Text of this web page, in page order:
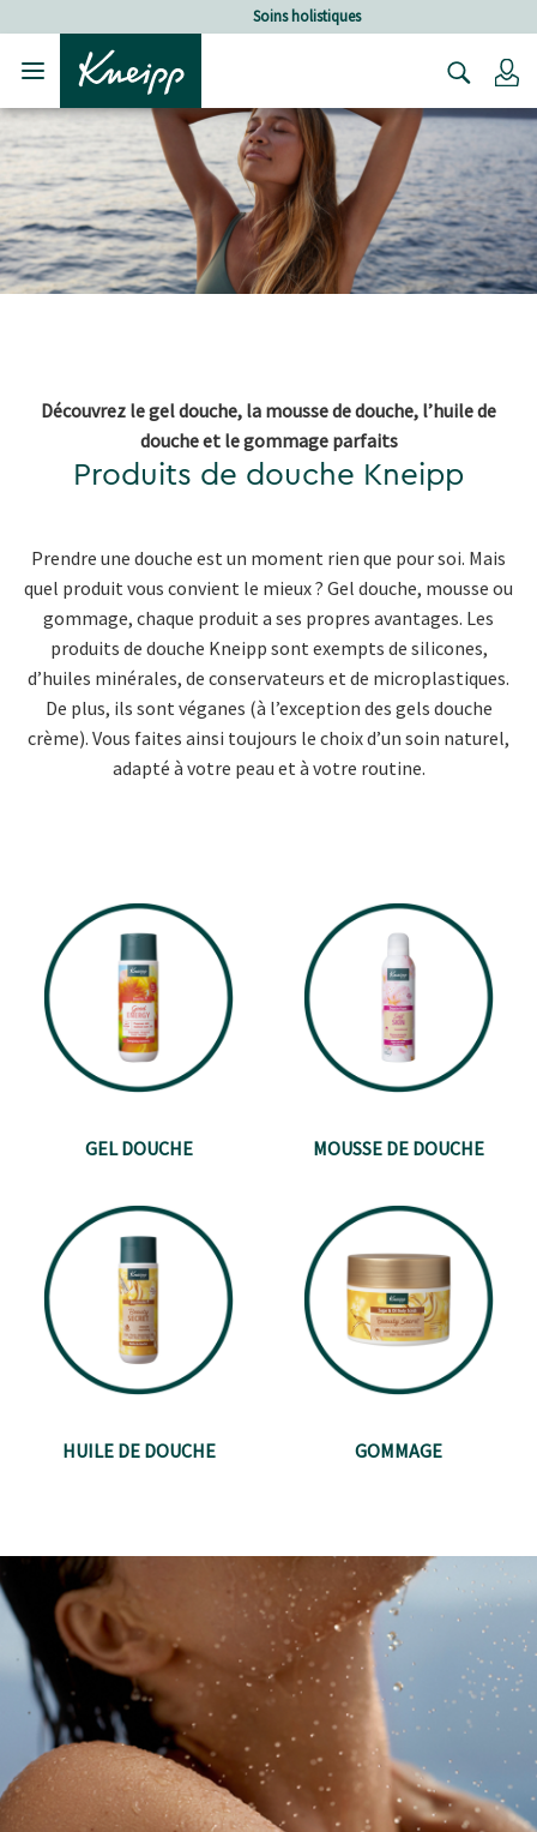
Sauter au contenu du pied de page
Soins holistiques
Découvrez le gel douche, la mousse de douche, l’huile de
douche et le gommage parfaits
Produits de douche Kneipp
Prendre une douche est un moment rien que pour soi. Mais
quel produit vous convient le mieux ? Gel douche, mousse ou
gommage, chaque produit a ses propres avantages. Les
produits de douche Kneipp sont exempts de silicones,
d’huiles minérales, de conservateurs et de microplastiques.
De plus, ils sont véganes (à l’exception des gels douche
crème). Vous faites ainsi toujours le choix d’un soin naturel,
adapté à votre peau et à votre routine.
GEL DOUCHE MOUSSE DE DOUCHE
HUILE DE DOUCHE GOMMAGE